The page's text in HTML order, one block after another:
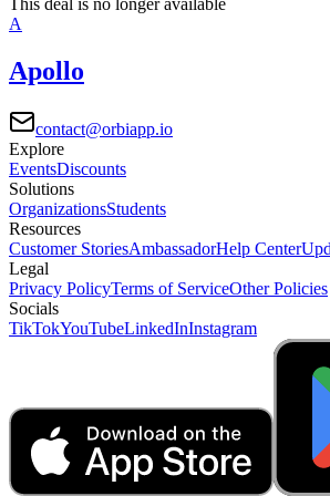
A
Apollo
contact@orbiapp.io
Explore
EventsDiscounts
Solutions
OrganizationsStudents
Resources
Customer StoriesAmbassadorHelp Center
Legal
Privacy PolicyTerms of ServiceOther Policies
Socials
TikTokYouTubeLinkedInInstagram